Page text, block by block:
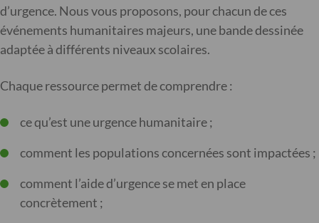
d’urgence. Nous vous proposons, pour chacun de ces
événements humanitaires majeurs, une bande dessinée
adaptée à différents niveaux scolaires.
Chaque ressource permet de comprendre :
ce qu’est une urgence humanitaire ;
comment les populations concernées sont impactées ;
comment l’aide d’urgence se met en place
concrètement ;